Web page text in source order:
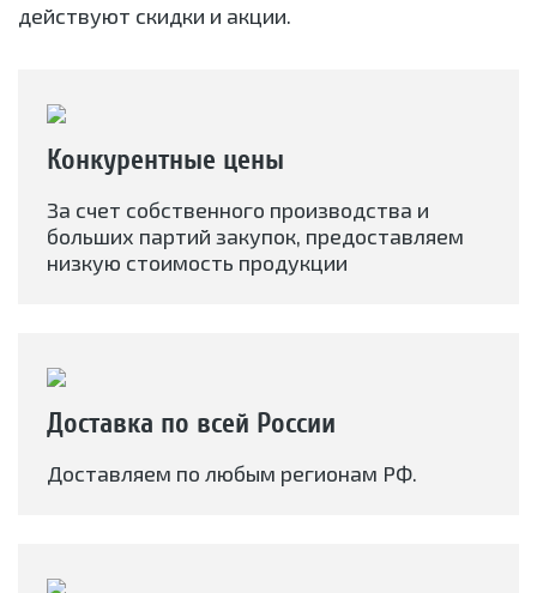
действуют скидки и акции.
Конкурентные цены
За счет собственного производства и
больших партий закупок, предоставляем
низкую стоимость продукции
Доставка по всей России
Доставляем по любым регионам РФ.